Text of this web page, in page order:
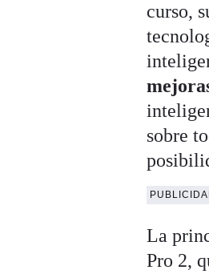
curso,
sobre
La
Pro 2,